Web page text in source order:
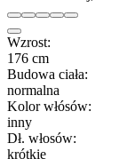
Wzrost:
176 cm
Budowa ciała:
normalna
Kolor włósów:
inny
Dł. włosów:
krótkie